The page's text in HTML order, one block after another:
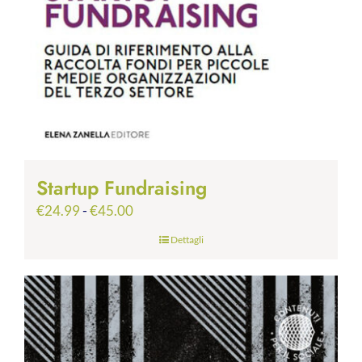
Startup Fundraising
€24.99-€45.00Fascia
€24.99
€45.00
Dettagli